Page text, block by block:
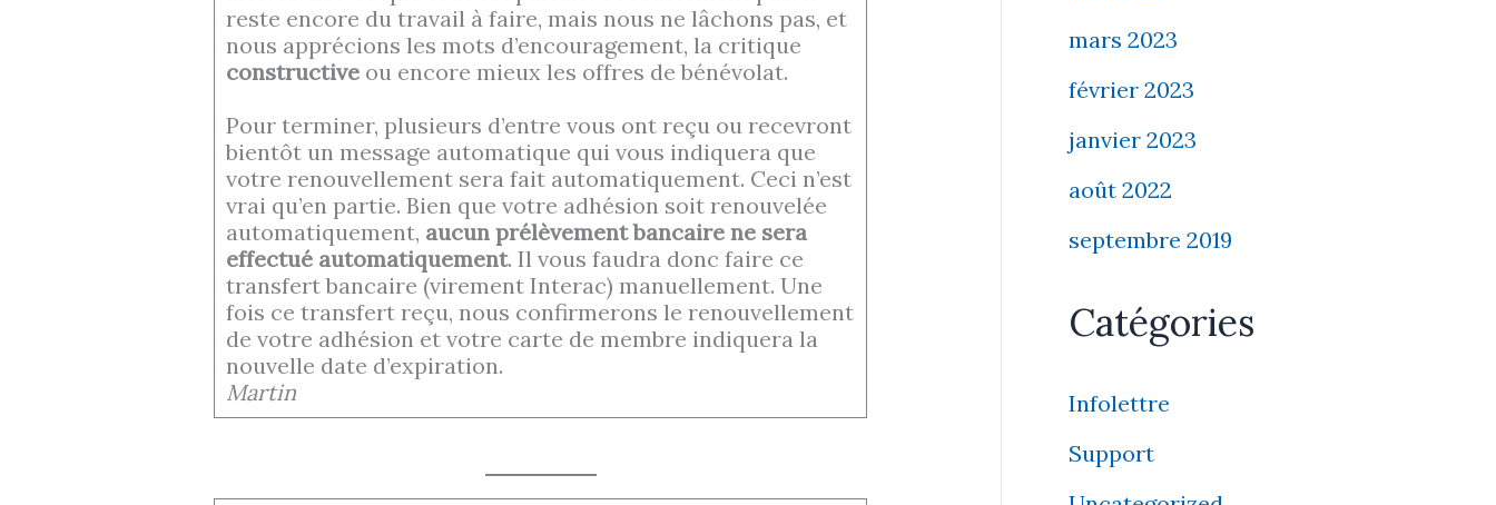
reste encore du travail à faire, mais nous ne lâchons pas, et
nous apprécions les mots d’encouragement, la critique
constructive ou encore mieux les offres de bénévolat.
Pour terminer, plusieurs d’entre vous ont reçu ou recevront
bientôt un message automatique qui vous indiquera que
votre renouvellement sera fait automatiquement. Ceci n’est
vrai qu’en partie. Bien que votre adhésion soit renouvelée
automatiquement, aucun prélèvement bancaire ne sera
effectué automatiquement. Il vous faudra donc faire ce
transfert bancaire (virement Interac) manuellement. Une
fois ce transfert reçu, nous confirmerons le renouvellement
de votre adhésion et votre carte de membre indiquera la
nouvelle date d’expiration.
Martin
mars 2023
février 2023
janvier 2023
août 2022
septembre 2019
Catégories
Infolettre
Support